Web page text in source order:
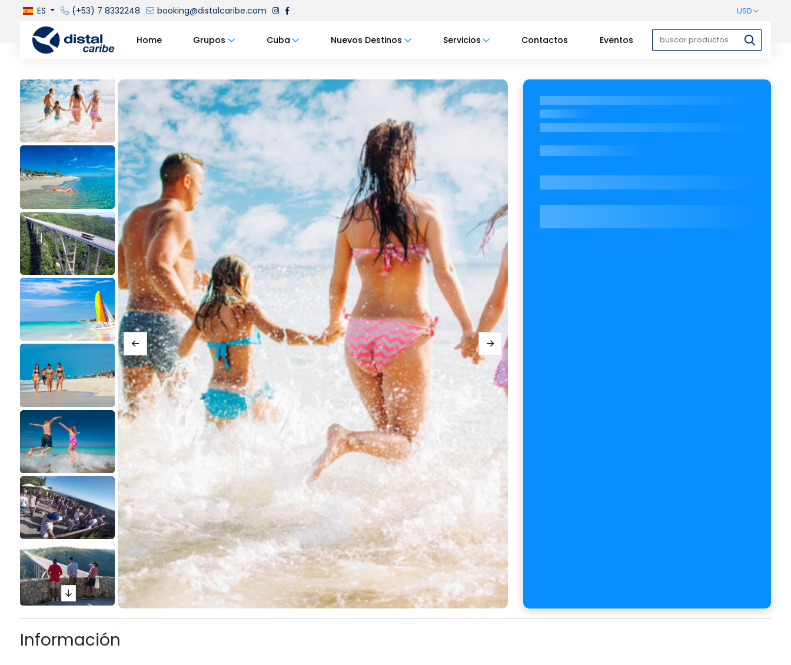
ES (+53) 7 8332248 booking@distalcaribe.com USD
Home Grupos Cuba Nuevos Destinos Servicios Contactos Eventos
Información